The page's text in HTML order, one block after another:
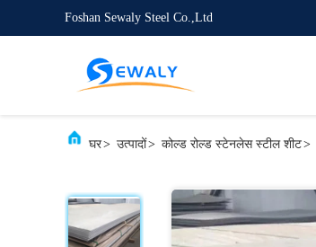
Foshan Sewaly Steel Co.,Ltd
घर> उत्पादों> कोल्ड रोल्ड स्टेनलेस स्टील शीट>